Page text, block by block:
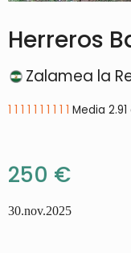
Herreros
Zalamea la
1 1 1 1 1 1 1 1 1 1 Media
250 €
30.nov.2025